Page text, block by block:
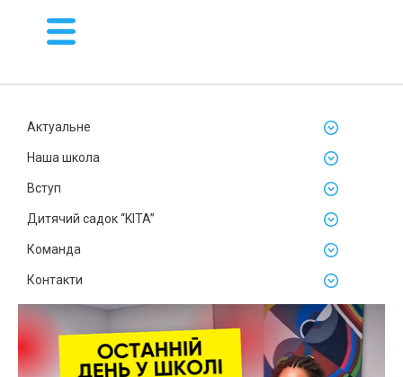
Актуальне
Наша школа
Вступ
Дитячий садок “KITA”
Команда
Контакти